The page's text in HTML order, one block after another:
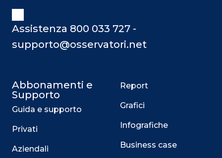
Assistenza 800 033 727 -
supporto@osservatori.net
Abbonamenti e
Supporto
Guida e supporto
Privati
Aziendali
Report
Grafici
Infografiche
Business case